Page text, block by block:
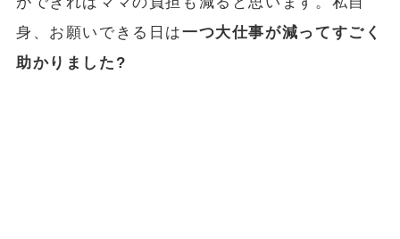
身、お願いできる日は一つ大仕事が減ってすごく
助かりました?